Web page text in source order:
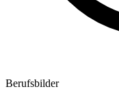
Berufsbilder